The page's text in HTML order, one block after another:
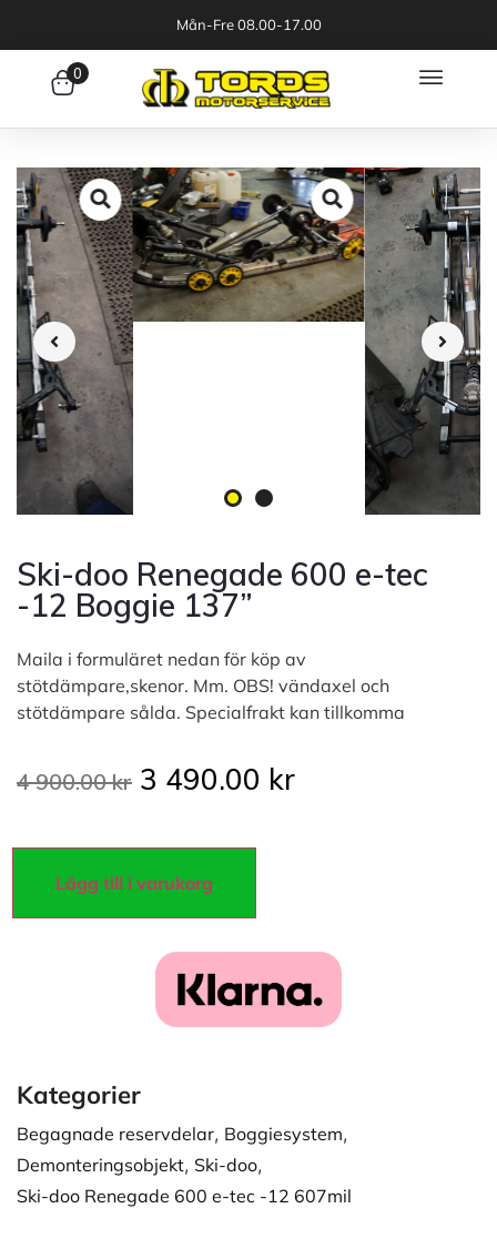
Mån-Fre 08.00-17.00
0
Ski-doo Renegade 600 e-tec
-12 Boggie 137”
Maila i formuläret nedan för köp av
stötdämpare,skenor. Mm. OBS! vändaxel och
stötdämpare sålda. Specialfrakt kan tillkomma
4 900.00kr 3 490.00 kr
Lägg till i varukorg
Kategorier
Begagnade reservdelar, Boggiesystem,
Demonteringsobjekt, Ski-doo,
Ski-doo Renegade 600 e-tec -12 607mil